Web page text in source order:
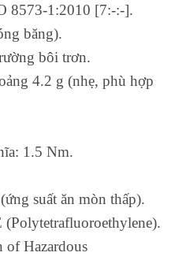
8573-1:2010 [7:-:-].
băng).
bôi trơn.
4.2 g (nhẹ, phù hợp
1.5 Nm.
suất ăn mòn thấp).
of Hazardous